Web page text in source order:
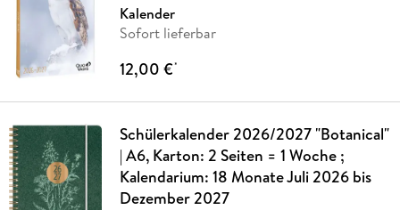
Kalender
Sofort lieferbar
12,00 €*
Schülerkalender 2026/2027 "Botanical"
| A6, Karton: 2 Seiten = 1 Woche ;
Kalendarium: 18 Monate Juli 2026 bis
Dezember 2027